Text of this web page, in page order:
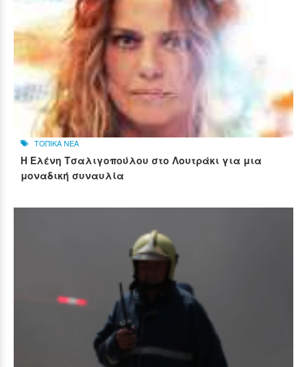
ΤΟΠΙΚΑ ΝΕΑ
Η Ελένη Τσαλιγοπούλου στο Λουτράκι για μια
μοναδική συναυλία